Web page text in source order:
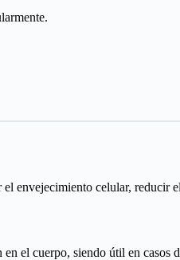
envejecimiento celular, reducir
el cuerpo, siendo útil en